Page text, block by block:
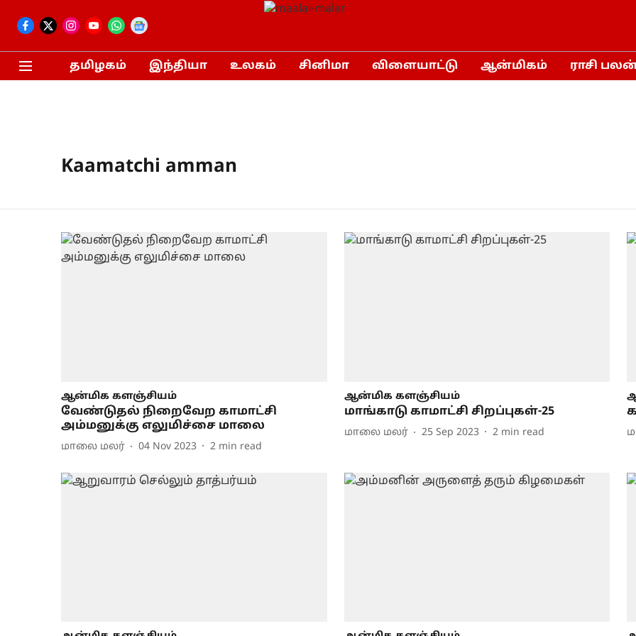
தமிழகம் இந்தியா உலகம் சினிமா விளையாட்டு ஆன்மிகம் ராசி
Kaamatchi amman
ஆன்மிக களஞ்சியம்
வேண்டுதல் நிறைவேற காமாட்சி
அம்மனுக்கு எலுமிச்சை மாலை
மாலை மலர் 04 Nov 2023 2 min read
ஆன்மிக களஞ்சியம்
மாங்காடு காமாட்சி சிறப்புகள்-25
மாலை மலர் 25 Sep 2023 2 min read